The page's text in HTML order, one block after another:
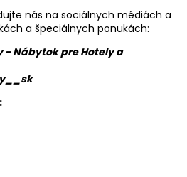
nás na sociálnych médiách a
a špeciálnych ponukách:
- Nábytok pre Hotely a